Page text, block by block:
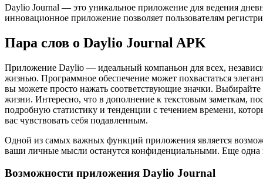
Daylio Journal — это уникальное приложение для ведения
инновационное приложение позволяет пользователям
Пара слов о Daylio Journal APK
Приложение Daylio — идеальный компаньон для всех,
жизнью. Программное обеспечение может похвастаться
вы можете просто нажать соответствующие значки.
жизни. Интересно, что в дополнение к текстовым заметкам,
подробную статистику и тенденции с течением времени,
вас чувствовать себя подавленным.
Одной из самых важных функций приложения является
ваши личные мысли останутся конфиденциальными. Еще одна
Возможности приложения Daylio Journal